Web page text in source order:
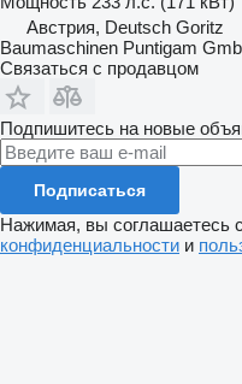
Австрия, Deutsch Goritz
Baumaschinen Puntigam
Связаться с продавцом
Подпишитесь на новые
Подписаться
Нажимая, вы соглашаетесь
конфиденциальности и